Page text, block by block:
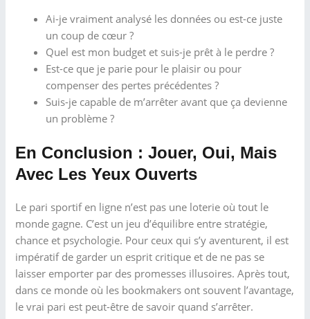
Ai-je vraiment analysé les données ou est-ce juste
un coup de cœur ?
Quel est mon budget et suis-je prêt à le perdre ?
Est-ce que je parie pour le plaisir ou pour
compenser des pertes précédentes ?
Suis-je capable de m’arrêter avant que ça devienne
un problème ?
En Conclusion : Jouer, Oui, Mais
Avec Les Yeux Ouverts
Le pari sportif en ligne n’est pas une loterie où tout le
monde gagne. C’est un jeu d’équilibre entre stratégie,
chance et psychologie. Pour ceux qui s’y aventurent, il est
impératif de garder un esprit critique et de ne pas se
laisser emporter par des promesses illusoires. Après tout,
dans ce monde où les bookmakers ont souvent l’avantage,
le vrai pari est peut-être de savoir quand s’arrêter.